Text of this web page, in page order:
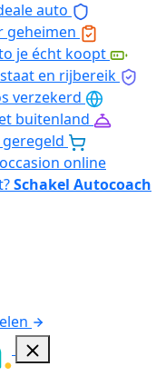
auto
geheimen
je écht koopt
en rijbereik
verzekerd
buitenland
online
Schakel Autocoach